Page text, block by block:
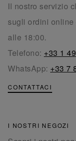
Il nostro servizio
sugli ordini
alle 18:00.
Telefono: +33 1
WhatsApp: +33 7
CONTATTACI
I NOSTRI NEGOZI